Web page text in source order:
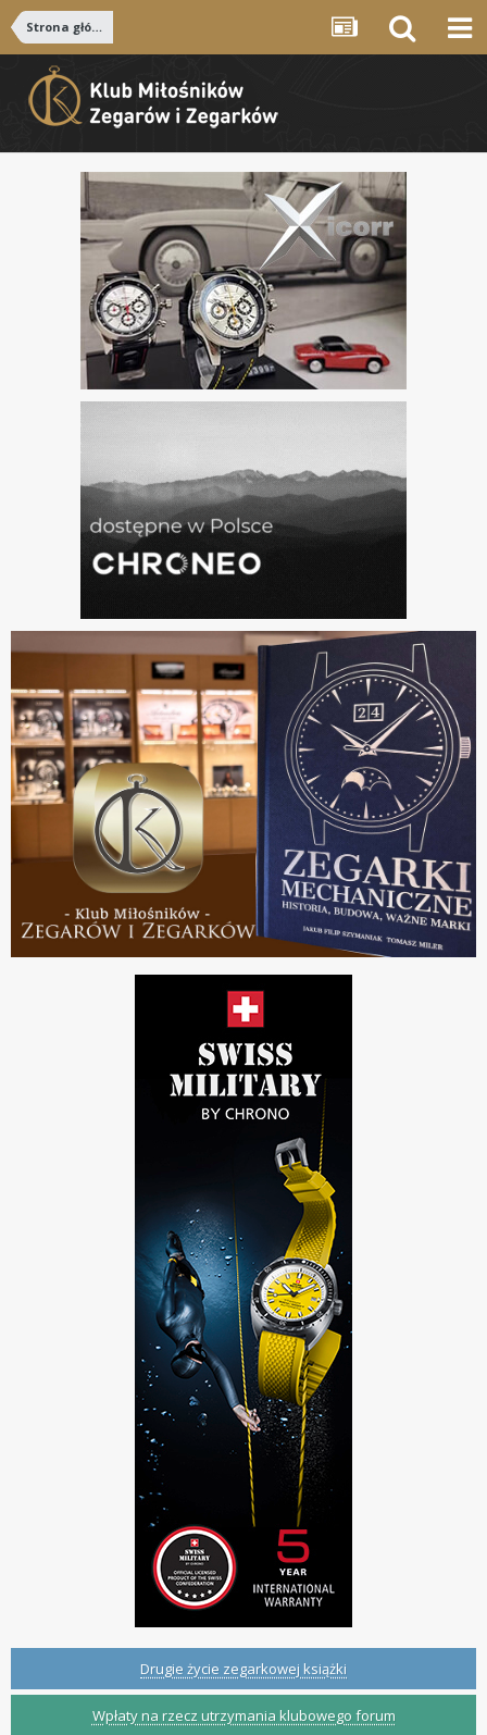
Strona główna
Drugie życie zegarkowej książki
Wpłaty na rzecz utrzymania klubowego forum